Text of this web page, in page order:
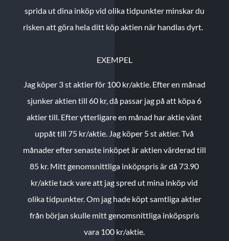
sprida ut dina inköp vid olika tidpunkter minskar du
risken att göra hela ditt köp aktien när handlas dyrt.
EXEMPEL
Jag köper 3 st aktier för 100 kr/aktie. Efter en månad
sjunker aktien till 60 kr, då passar jag på att köpa 6
aktier till. Efter ytterligare en månad har aktie vänt
uppåt till 75 kr/aktie. Jag köper 5 st aktier.Två
månader efter senaste inköpet är aktien värderad till
85 kr. Mitt genomsnittliga inköpspris är då 73.90
kr/aktie tack vare att jag spred ut mina inköp vid
olika tidpunkter. Om jag hade köpt samtliga aktier
från början skulle mitt genomsnittliga inköpspris
vara 100 kr/aktie.